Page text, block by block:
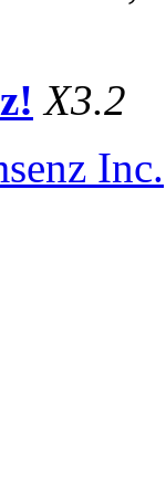
X3.2
Inc.